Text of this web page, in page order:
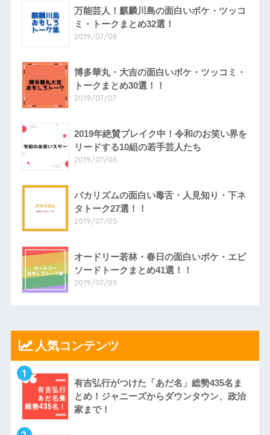
万能芸人！麒麟川島の面白いボケ・ツッコ
ミ・トークまとめ32選！
2019/07/08
博多華丸・大吉の面白いボケ・ツッコミ・
トークまとめ30選！！
2019/07/07
2019年絶賛ブレイク中！令和のお笑い界を
リードする10組の若手芸人たち
2019/07/06
バカリズムの面白い毒舌・人見知り・下ネ
タトーク27選！！
2019/07/05
オードリー若林・春日の面白いボケ・エピ
ソードトークまとめ41選！！
2019/07/05
人気コンテンツ
1
有吉弘行がつけた「あだ名」総勢435名ま
とめ！ジャニーズからダウンタウン、政治
家まで！